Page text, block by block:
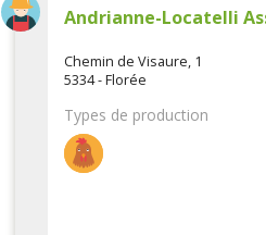
Andrianne-Locatelli
Chemin de Visaure, 1
5334 - Florée
Types de production